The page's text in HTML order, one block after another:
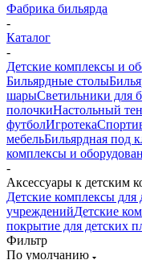
Фабрика бильярда
-
Каталог
-
Детские комплексы и
Бильярдные столы
шарыСветильники для
полочкиНастольный
футболИгротека
мебельБильярдная под
комплексы и
-
Аксессуары к детским
Детские комплексы для
учрежденийДетские
покрытие для детских
Фильтр
По умолчанию